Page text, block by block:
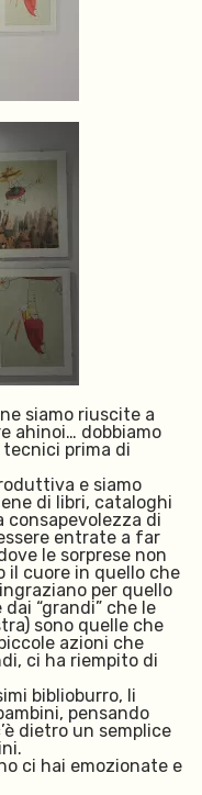
siamo riuscite a
ahinoi… dobbiamo
prima di
e siamo
di libri, cataloghi
di
entrate a far
le sorprese non
il cuore in quello che
per quello
“grandi” che le
sono quelle che
azioni che
ci ha riempito di
biblioburro, li
pensando
dietro un semplice
ci hai emozionate e